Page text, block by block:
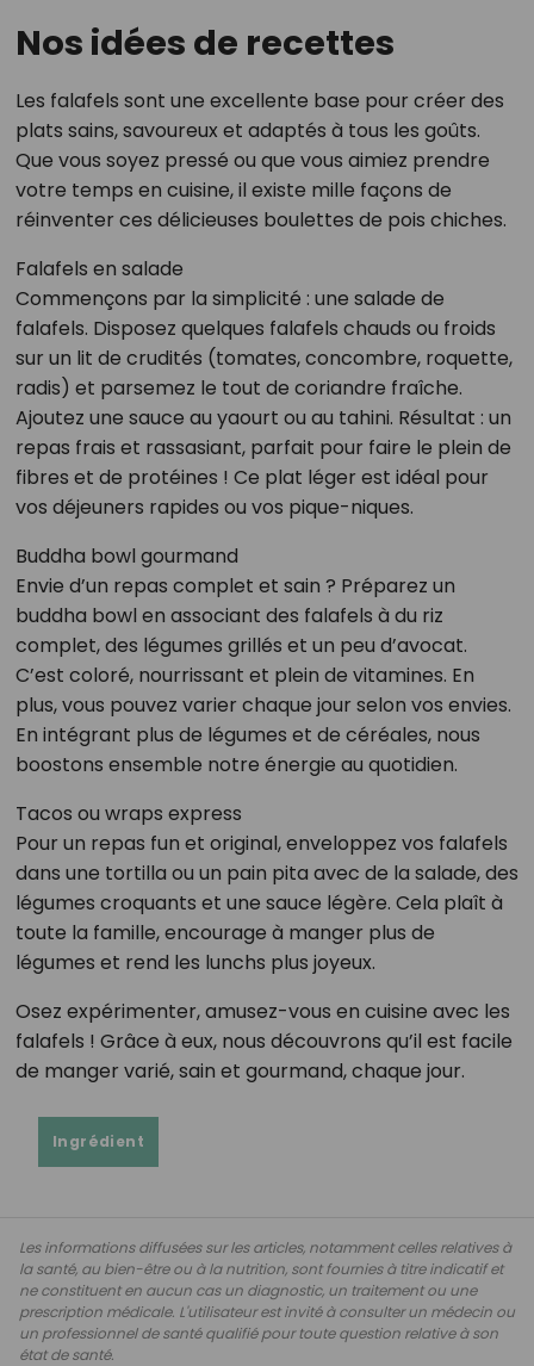
Nos idées de recettes
Les falafels sont une excellente base pour créer des
plats sains, savoureux et adaptés à tous les goûts.
Que vous soyez pressé ou que vous aimiez prendre
votre temps en cuisine, il existe mille façons de
réinventer ces délicieuses boulettes de pois chiches.
Falafels en salade
Commençons par la simplicité : une salade de
falafels. Disposez quelques falafels chauds ou froids
sur un lit de crudités (tomates, concombre, roquette,
radis) et parsemez le tout de coriandre fraîche.
Ajoutez une sauce au yaourt ou au tahini. Résultat : un
repas frais et rassasiant, parfait pour faire le plein de
fibres et de protéines ! Ce plat léger est idéal pour
vos déjeuners rapides ou vos pique-niques.
Buddha bowl gourmand
Envie d’un repas complet et sain ? Préparez un
buddha bowl en associant des falafels à du riz
complet, des légumes grillés et un peu d’avocat.
C’est coloré, nourrissant et plein de vitamines. En
plus, vous pouvez varier chaque jour selon vos envies.
En intégrant plus de légumes et de céréales, nous
boostons ensemble notre énergie au quotidien.
Tacos ou wraps express
Pour un repas fun et original, enveloppez vos falafels
dans une tortilla ou un pain pita avec de la salade, des
légumes croquants et une sauce légère. Cela plaît à
toute la famille, encourage à manger plus de
légumes et rend les lunchs plus joyeux.
Osez expérimenter, amusez-vous en cuisine avec les
falafels ! Grâce à eux, nous découvrons qu’il est facile
de manger varié, sain et gourmand, chaque jour.
Ingrédient
Les informations diffusées sur les articles, notamment celles relatives à
la santé, au bien-être ou à la nutrition, sont fournies à titre indicatif et
ne constituent en aucun cas un diagnostic, un traitement ou une
prescription médicale. L'utilisateur est invité à consulter un médecin ou
un professionnel de santé qualifié pour toute question relative à son
état de santé.